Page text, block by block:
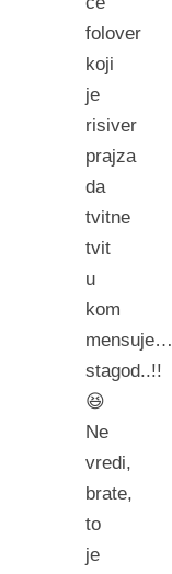
folover
koji
je
risiver
prajza
da
tvitne
tvit
u
kom
mensuje…
stagod..!!
😆
Ne
vredi,
brate,
to
je